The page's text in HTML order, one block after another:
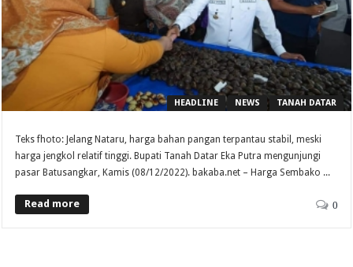
HEADLINE NEWS TANAH DATAR
Teks fhoto: Jelang Nataru, harga bahan pangan terpantau stabil, meski
harga jengkol relatif tinggi. Bupati Tanah Datar Eka Putra mengunjungi
pasar Batusangkar, Kamis (08/12/2022). bakaba.net – Harga Sembako ...
Read more 0